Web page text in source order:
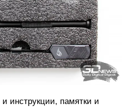
инструкции, памятки и